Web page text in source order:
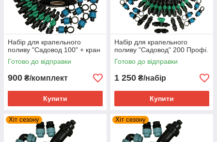
Набір для крапельного
поливу "Садовод 100" + кран
Готово до відправки
900 ₴/комплект
Купити
Набір для крапельного
поливу "Садовод" 200 Профі.
Готово до відправки
1 250 ₴/набір
Купити
Хіт сезону Хіт сезону